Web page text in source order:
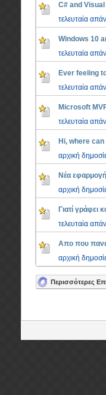
C# and
τελευταία
Windows 10
τελευταία
Ever feeling
τελευταία
Microsoft
τελευταία
Hi, where
αρχική
Νέα
αρχική
Γιατί γράφει
τελευταία
Απο που
αρχική
Περισσότερες